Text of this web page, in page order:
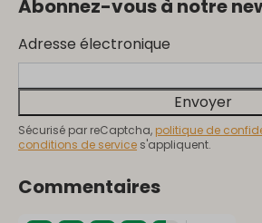
Abonnez-vous à notre
Adresse électronique
Envoyer
Sécurisé par reCaptcha, politique de
conditions de service s'appliquent.
Commentaires